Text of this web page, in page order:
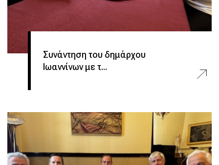
Συνάντηση του δημάρχου
Ιωαννίνων με τ...